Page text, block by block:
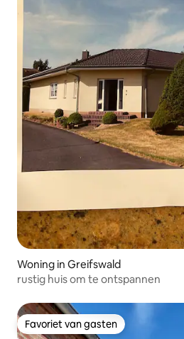
Woning in Greifswald
rustig huis om te ontspannen
Favoriet van gasten
Favoriet van gasten